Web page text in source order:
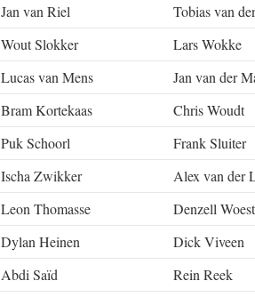
Jan van Riel
Tobias van
Wout Slokker
Lars Wokke
Lucas van Mens
Jan van der
Bram Kortekaas
Chris Woudt
Puk Schoorl
Frank Sluiter
Ischa Zwikker
Alex van der
Leon Thomasse
Denzell
Dylan Heinen
Dick Viveen
Abdi Saïd
Rein Reek